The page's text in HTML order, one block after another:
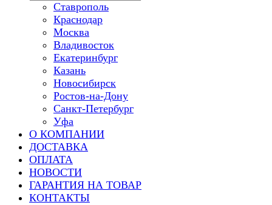
Ставрополь
Краснодар
Москва
Владивосток
Екатеринбург
Казань
Новосибирск
Ростов-на-Дону
Санкт-Петербург
Уфа
О КОМПАНИИ
ДОСТАВКА
ОПЛАТА
НОВОСТИ
ГАРАНТИЯ НА ТОВАР
КОНТАКТЫ